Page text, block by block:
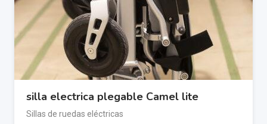
silla electrica plegable Camel lite
Sillas de ruedas eléctricas